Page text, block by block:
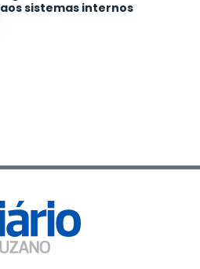
aos sistemas internos